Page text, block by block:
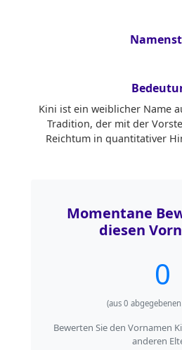
Kini ist ein weiblicher Name
Tradition, der mit der
Reichtum in quantitativer
Momentane
diesen
0
(aus 0
Bewerten Sie den Vornamen
anderen